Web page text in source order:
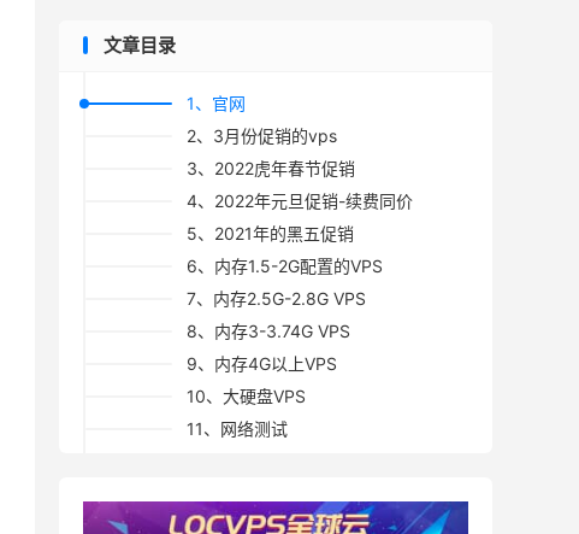
文章目录
1、官网
2、3月份促销的vps
3、2022虎年春节促销
4、2022年元旦促销-续费同价
5、2021年的黑五促销
6、内存1.5-2G配置的VPS
7、内存2.5G-2.8G VPS
8、内存3-3.74G VPS
9、内存4G以上VPS
10、大硬盘VPS
11、网络测试